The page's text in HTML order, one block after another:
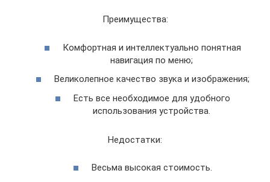
Преимущества:
Комфортная и интеллектуально понятная
навигация по меню;
Великолепное качество звука и изображения;
Есть все необходимое для удобного
использования устройства.
Недостатки:
Весьма высокая стоимость.